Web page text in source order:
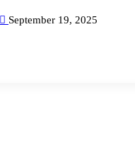
September 19, 2025